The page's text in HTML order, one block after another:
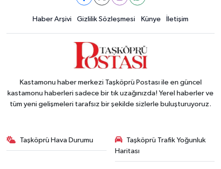
Haber Arşivi Gizlilik Sözleşmesi Künye İletişim
Kastamonu haber merkezi Taşköprü Postası ile en güncel
kastamonu haberleri sadece bir tık uzağınızda! Yerel haberler ve
tüm yeni gelişmeleri tarafsız bir şekilde sizlerle buluşturuyoruz.
Taşköprü Hava Durumu
Taşköprü Trafik Yoğunluk
Haritası